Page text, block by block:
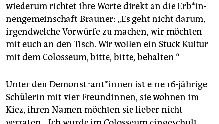
wiederum richtet ihre Worte direkt an die Er­b*in­
nen­gemeinschaft Brauner: „Es geht nicht darum,
irgendwelche Vorwürfe zu machen, wir möchten
mit euch an den Tisch. Wir wollen ein Stück Kultur
mit dem Colosseum, bitte, bitte, behalten.“
Unter den Demonstrant*innen ist eine 16-jährige
Schülerin mit vier Freundinnen, sie wohnen im
Kiez, ihren Namen möchten sie lieber nicht